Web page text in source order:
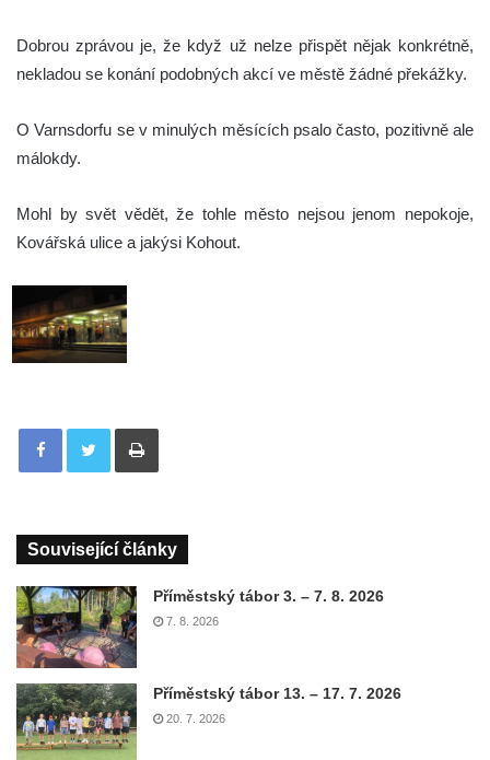
Dobrou zprávou je, že když už nelze přispět nějak konkrétně,
nekladou se konání podobných akcí ve městě žádné překážky.
O Varnsdorfu se v minulých měsících psalo často, pozitivně ale
málokdy.
Mohl by svět vědět, že tohle město nejsou jenom nepokoje,
Kovářská ulice a jakýsi Kohout.
Tisknout
Související články
Příměstský tábor 3. – 7. 8. 2026
7. 8. 2026
Příměstský tábor 13. – 17. 7. 2026
20. 7. 2026